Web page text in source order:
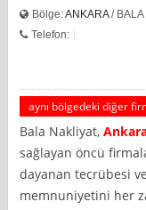
Bölge:ANKARA/ BALA
Telefon:
aynı bölgedeki diğer
Bala Nakliyat,
sağlayan öncü
dayanan tecrübesi
memnuniyetini her